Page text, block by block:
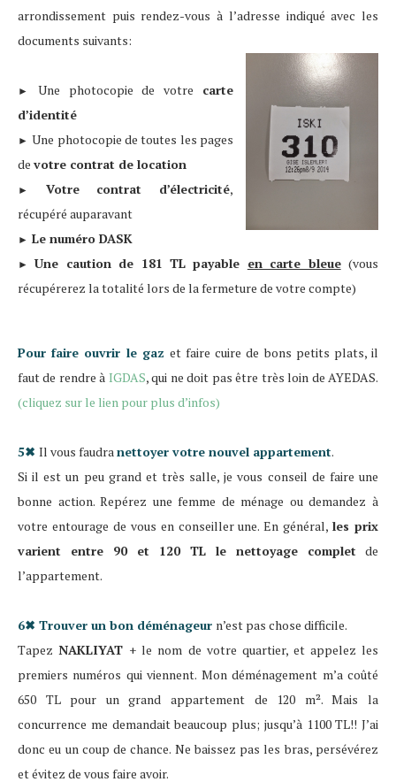
arrondissement puis rendez-vous à l’adresse indiqué avec les
documents suivants:
► Une photocopie de votre carte
d’identité
► Une photocopie de toutes les pages
de votre contrat de location
► Votre contrat d’électricité,
récupéré auparavant
► Le numéro DASK
► Une caution de 181 TL payable en carte bleue (vous
récupérerez la totalité lors de la fermeture de votre compte)
Pour faire ouvrir le gaz et faire cuire de bons petits plats, il
faut de rendre à IGDAS, qui ne doit pas être très loin de AYEDAS.
(cliquez sur le lien pour plus d’infos)
5✖ Il vous faudranettoyer votre nouvel appartement.
Si il est un peu grand et très salle, je vous conseil de faire une
bonne action. Repérez une femme de ménage ou demandez à
votre entourage de vous en conseiller une. En général,les prix
varient entre 90 et 120 TL le nettoyage complet de
l’appartement.
6✖ Trouver un bon déménageur n’est pas chose difficile.
TapezNAKLIYAT + le nom de votre quartier, et appelez les
premiers numéros qui viennent. Mon déménagement m’a coûté
650 TL pour un grand appartement de 120 m². Mais la
concurrence me demandait beaucoup plus; jusqu’à 1100 TL!! J’ai
donc eu un coup de chance. Ne baissez pas les bras, persévérez
et évitez de vous faire avoir.